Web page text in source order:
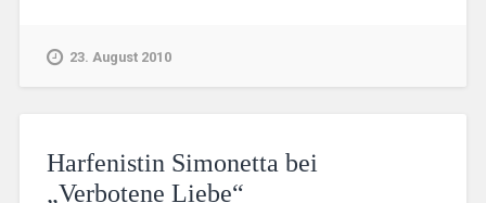
23. August 2010
Harfenistin Simonetta bei
„Verbotene Liebe“